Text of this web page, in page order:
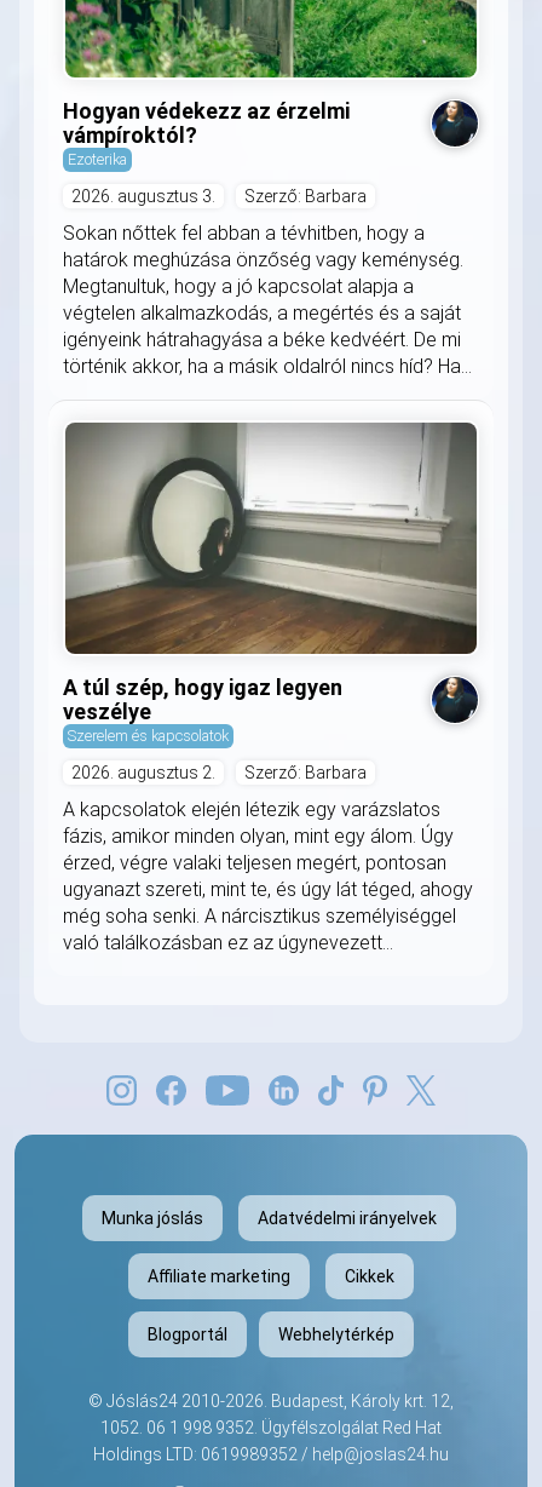
Hogyan védekezz az érzelmi
vámpíroktól?
Ezoterika
2026. augusztus 3. Szerző: Barbara
Sokan nőttek fel abban a tévhitben, hogy a
határok meghúzása önzőség vagy keménység.
Megtanultuk, hogy a jó kapcsolat alapja a
végtelen alkalmazkodás, a megértés és a saját
igényeink hátrahagyása a béke kedvéért. De mi
történik akkor, ha a másik oldalról nincs híd? Ha...
A túl szép, hogy igaz legyen
veszélye
Szerelem és kapcsolatok
2026. augusztus 2. Szerző: Barbara
A kapcsolatok elején létezik egy varázslatos
fázis, amikor minden olyan, mint egy álom. Úgy
érzed, végre valaki teljesen megért, pontosan
ugyanazt szereti, mint te, és úgy lát téged, ahogy
még soha senki. A nárcisztikus személyiséggel
való találkozásban ez az úgynevezett...
Munka jóslás Adatvédelmi irányelvek
Affiliate marketing Cikkek
Blogportál Webhelytérkép
© Jóslás24 2010-2026. Budapest, Károly krt. 12,
1052. 06 1 998 9352. Ügyfélszolgálat Red Hat
Holdings LTD: 0619989352 / help@joslas24.hu